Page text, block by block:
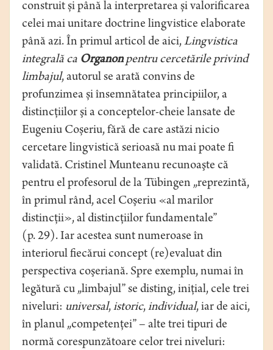
construit și până la interpretarea și valorificarea
celei mai unitare doctrine lingvistice elaborate
până azi. În primul articol de aici,Lingvistica
integrală ca Organonpentru cercetările privind
limbajul, autorul se arată convins de
profunzimea și însemnătatea principiilor, a
distincţiilor şi a conceptelor-cheie lansate de
Eugeniu Coșeriu, fără de care astăzi nicio
cercetare lingvistică serioasă nu mai poate fi
validată. Cristinel Munteanu recunoaşte că
pentru el profesorul de la Tübingen „reprezintă,
în primul rând, acel Coşeriu «al marilor
distincţii», al distincţiilor fundamentale”
(p. 29). Iar acestea sunt numeroase în
interiorul fiecărui concept (re)evaluat din
perspectiva coşeriană. Spre exemplu, numai în
legătură cu „limbajul” se disting, iniţial, cele trei
niveluri: universal,istoric,individual, iar de aici,
în planul „competenţei” – alte trei tipuri de
normă corespunzătoare celor trei niveluri: